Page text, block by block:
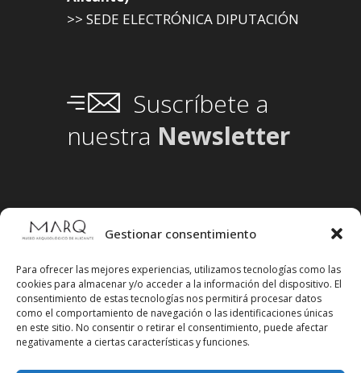
Gestionar consentimiento
Para ofrecer las mejores experiencias, utilizamos tecnologías como las
cookies para almacenar y/o acceder a la información del dispositivo. El
consentimiento de estas tecnologías nos permitirá procesar datos
como el comportamiento de navegación o las identificaciones únicas
en este sitio. No consentir o retirar el consentimiento, puede afectar
negativamente a ciertas características y funciones.
>> SEDE ELECTRÓNICA DIPUTACIÓN
Suscríbete a
nuestra Newsletter